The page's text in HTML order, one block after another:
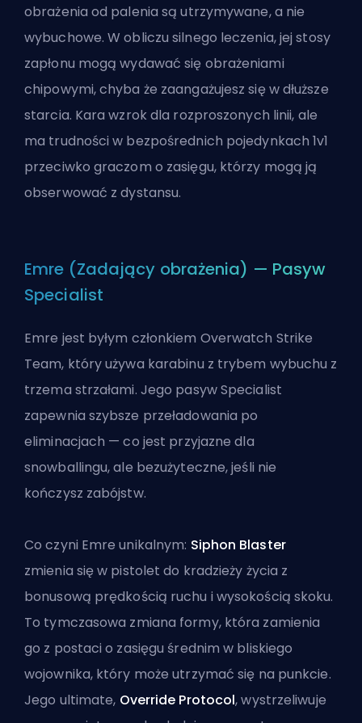
obrażenia od palenia są utrzymywane, a nie
wybuchowe. W obliczu silnego leczenia, jej stosy
zapłonu mogą wydawać się obrażeniami
chipowymi, chyba że zaangażujesz się w dłuższe
starcia. Kara wzrok dla rozproszonych linii, ale
ma trudności w bezpośrednich pojedynkach 1v1
przeciwko graczom o zasięgu, którzy mogą ją
obserwować z dystansu.
Emre (Zadający obrażenia) — Pasyw
Specialist
Emre jest byłym członkiem Overwatch Strike
Team, który używa karabinu z trybem wybuchu z
trzema strzałami. Jego pasyw Specialist
zapewnia szybsze przeładowania po
eliminacjach — co jest przyjazne dla
snowballingu, ale bezużyteczne, jeśli nie
kończysz zabójstw.
Co czyni Emre unikalnym: Siphon Blaster
zmienia się w pistolet do kradzieży życia z
bonusową prędkością ruchu i wysokością skoku.
To tymczasowa zmiana formy, która zamienia
go z postaci o zasięgu średnim w bliskiego
wojownika, który może utrzymać się na punkcie.
Jego ultimate, Override Protocol, wystrzeliwuje